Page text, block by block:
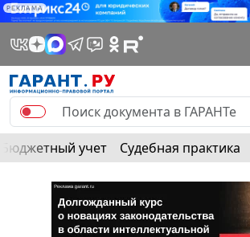
РЕКЛАМА
Бюджетный учет Судебная практика